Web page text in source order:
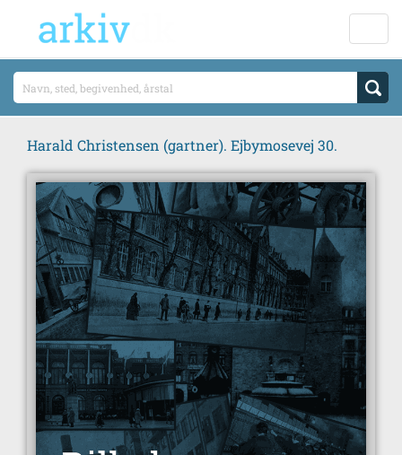
Harald Christensen (gartner). Ejbymosevej 30.